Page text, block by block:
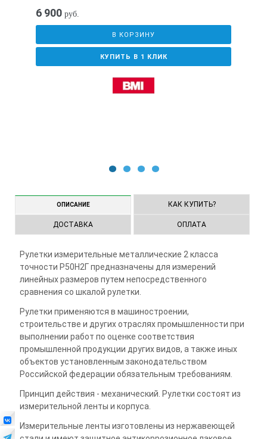
6 900 руб.
В КОРЗИНУ
КУПИТЬ В 1 КЛИК
ОПИСАНИЕ КАК КУПИТЬ?
ДОСТАВКА ОПЛАТА
Рулетки измерительные металлические 2 класса
точности Р50Н2Г предназначены для измерений
линейных размеров путем непосредственного
сравнения со шкалой рулетки.
Рулетки применяются в машиностроении,
строительстве и других отраслях промышленности при
выполнении работ по оценке соответствия
промышленной продукции других видов, а также иных
объектов установленным законодательством
Российской федерации обязательным требованиям.
Принцип действия - механический. Рулетки состоят из
измерительной ленты и корпуса.
Измерительные ленты изготовлены из нержавеющей